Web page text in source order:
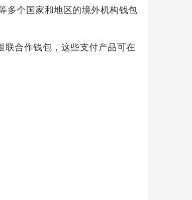
多个国家和地区的境外机构钱包
合作钱包，这些支付产品可在